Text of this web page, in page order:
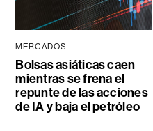
MERCADOS
Bolsas asiáticas caen
mientras se frena el
repunte de las acciones
de IA y baja el petróleo